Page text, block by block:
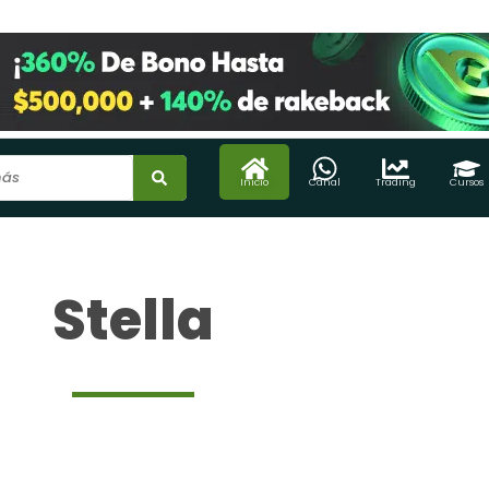
Inicio Canal Trading Cursos
Stella